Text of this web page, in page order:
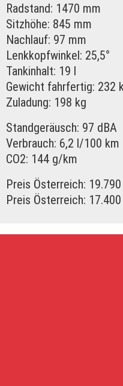
Radstand: 1470 mm
Sitzhöhe: 845 mm
Nachlauf: 97 mm
Lenkkopfwinkel: 25,5°
Tankinhalt: 19 l
Gewicht fahrfertig: 232
Zuladung: 198 kg
Standgeräusch: 97 dBA
Verbrauch: 6,2 l/100 km
CO2: 144 g/km
Preis Österreich:
Preis Österreich: